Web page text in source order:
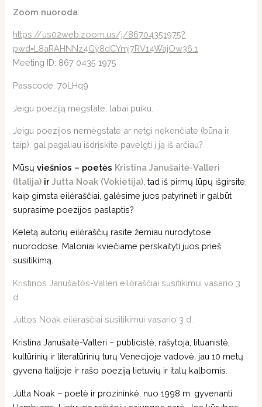
Zoom nuoroda:
https://us02web.zoom.us/j/86704351975?
pwd=L8aRAHNNz4Gy8dCYmj7RV14WajOw36.1
Meeting ID: 867 0435 1975
Passcode: 70LHq9
Jeigu poeziją mėgstate, labai puiku.
Jeigu poezijos nemėgstate ar netgi nekenčiate (būna ir
taip), gal pagaliau išdrįskite pavelgti į ją iš arčiau?
Mūsųviešnios – poetės Kristina Janušaitė-Valleri
(Italija) irJutta Noak (Vokietija) , tad iš pirmų lūpų išgirsite,
kaip gimsta eilėraščiai, galėsime juos patyrinėti ir galbūt
suprasime poezijos paslaptis?
Keletą autorių eilėraščių rasite žemiau nurodytose
nuorodose. Maloniai kviečiame perskaityti juos prieš
susitikimą.
Kristinos Janušaitės-Valleri eilėraščiai susitikimui vasario 3
d.
Juttos Noak eilėraščiai susitikimui vasario 3 d.
Kristina Janušaitė-Valleri – publicistė, rašytoja, lituanistė,
kultūrinių ir literatūrinių turų Venecijoje vadovė, jau 10 metų
gyvena Italijoje ir rašo poeziją lietuvių ir italų kalbomis.
Jutta Noak – poetė ir prozininkė, nuo 1998 m. gyvenanti